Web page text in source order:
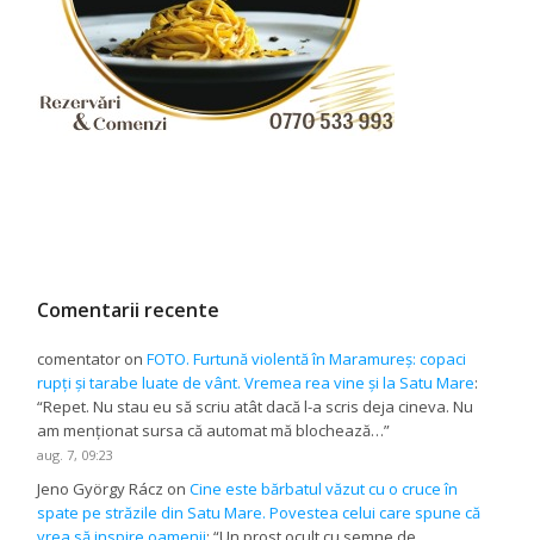
Comentarii recente
comentator onFOTO. Furtună violentă în Maramureș: copaci
rupți și tarabe luate de vânt. Vremea rea vine și la Satu Mare:
“Repet. Nu stau eu să scriu atât dacă l-a scris deja cineva. Nu
am menționat sursa că automat mă blochează…”
aug. 7, 09:23
Jeno György Rácz onCine este bărbatul văzut cu o cruce în
spate pe străzile din Satu Mare. Povestea celui care spune că